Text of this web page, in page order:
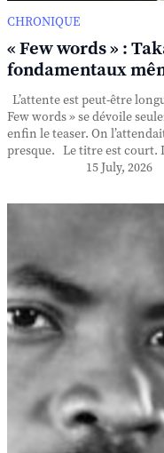
CHRONIQUE
« Few words » :
fondamentaux
L’attente est peut-être
Few words » se dévoile
enfin le teaser. On
presque. Le titre est court.
15 July, 2026